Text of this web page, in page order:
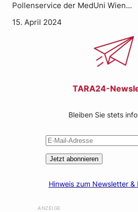
Pollenservice der MedUni Wien…
15. April 2024
TARA24-
Bleiben Sie stets
Jetzt abonnieren
Hinweis zum Newsletter &
ANZEIGE